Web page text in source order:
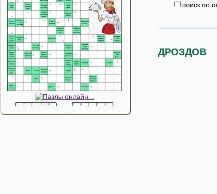
поиск по
ДРОЗДОВ